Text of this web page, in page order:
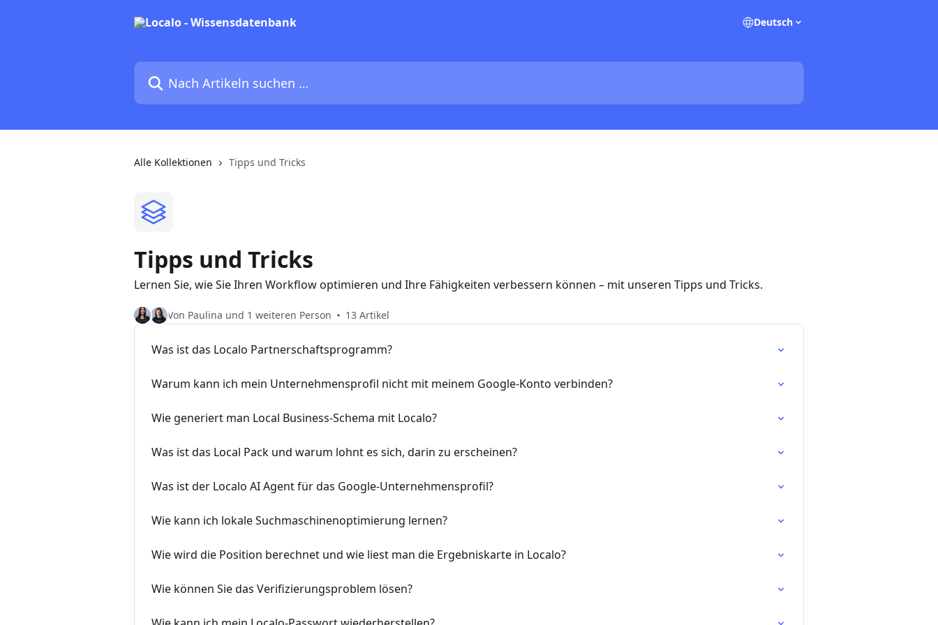
Deutsch
Nach Artikeln suchen …
Alle Kollektionen Tipps und Tricks
Tipps und Tricks
Lernen Sie, wie Sie Ihren Workflow optimieren und Ihre Fähigkeiten verbessern können – mit unseren Tipps und Tricks.
Von Paulina und 1 weiteren Person 13 Artikel
Was ist das Localo Partnerschaftsprogramm?
Warum kann ich mein Unternehmensprofil nicht mit meinem Google-Konto verbinden?
Wie generiert man Local Business-Schema mit Localo?
Was ist das Local Pack und warum lohnt es sich, darin zu erscheinen?
Was ist der Localo AI Agent für das Google-Unternehmensprofil?
Wie kann ich lokale Suchmaschinenoptimierung lernen?
Wie wird die Position berechnet und wie liest man die Ergebniskarte in Localo?
Wie können Sie das Verifizierungsproblem lösen?